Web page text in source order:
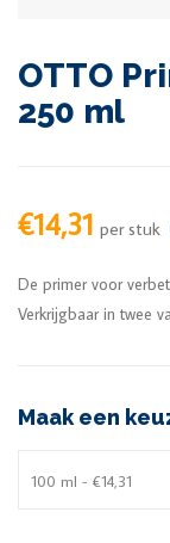
OTTO
250 ml
€14,31 per stuk
De primer voor
Verkrijgbaar in twee
Maak een
100 ml - €14,31